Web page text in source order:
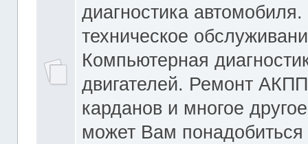
диагностика
техническое
Компьютерная
двигателей. Ремонт
карданов и многое
может Вам понадобиться